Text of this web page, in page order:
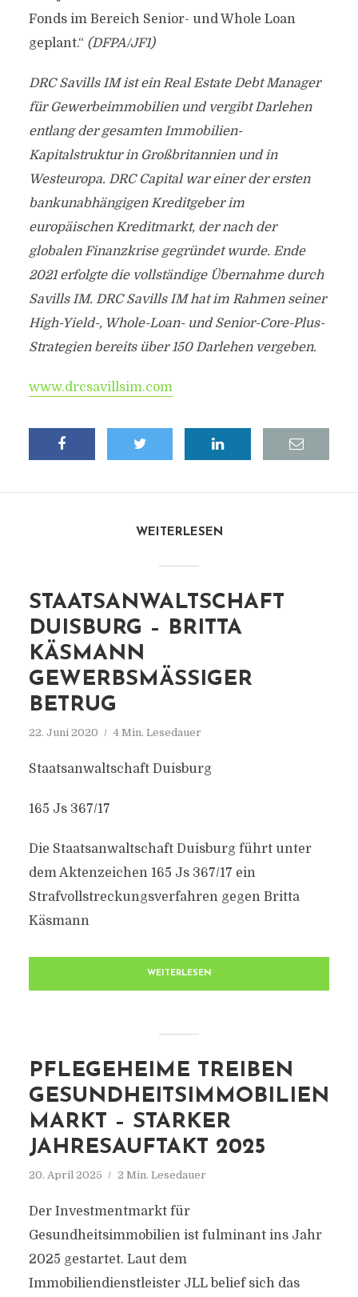
Fonds im Bereich Senior- und Whole Loan
geplant.“ (DFPA/JF1)
DRC Savills IM ist ein Real Estate Debt Manager
für Gewerbeimmobilien und vergibt Darlehen
entlang der gesamten Immobilien-
Kapitalstruktur in Großbritannien und in
Westeuropa. DRC Capital war einer der ersten
bankunabhängigen Kreditgeber im
europäischen Kreditmarkt, der nach der
globalen Finanzkrise gegründet wurde. Ende
2021 erfolgte die vollständige Übernahme durch
Savills IM. DRC Savills IM hat im Rahmen seiner
High-Yield-, Whole-Loan- und Senior-Core-Plus-
Strategien bereits über 150 Darlehen vergeben.
www.drcsavillsim.com
WEITERLESEN
STAATSANWALTSCHAFT
DUISBURG – BRITTA
KÄSMANN
GEWERBSMÄSSIGER B
ETRUG
22. Juni 2020 4 Min. Lesedauer
Staatsanwaltschaft Duisburg
165 Js 367/17
Die Staatsanwaltschaft Duisburg führt unter
dem Aktenzeichen 165 Js 367/17 ein
Strafvollstreckungsverfahren gegen Britta
Käsmann
WEITERLESEN
PFLEGEHEIME TREIBEN
GESUNDHEITSIMMOBILIEN
MARKT – STARKER
JAHRESAUFTAKT 2025
20. April 2025 2 Min. Lesedauer
Der Investmentmarkt für
Gesundheitsimmobilien ist fulminant ins Jahr
2025 gestartet. Laut dem
Immobiliendienstleister JLL belief sich das